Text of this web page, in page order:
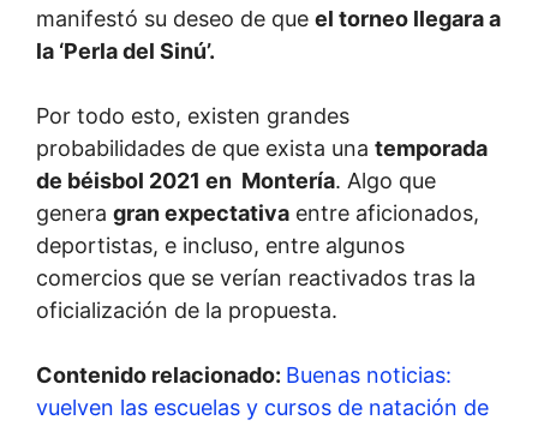
manifestó su deseo de que el torneo llegara a
la ‘Perla del Sinú’.
Por todo esto, existen grandes
probabilidades de que exista una temporada
de béisbol 2021 en Montería. Algo que
genera gran expectativa entre aficionados,
deportistas, e incluso, entre algunos
comercios que se verían reactivados tras la
oficialización de la propuesta.
Contenido relacionado: Buenas noticias:
vuelven las escuelas y cursos de natación de